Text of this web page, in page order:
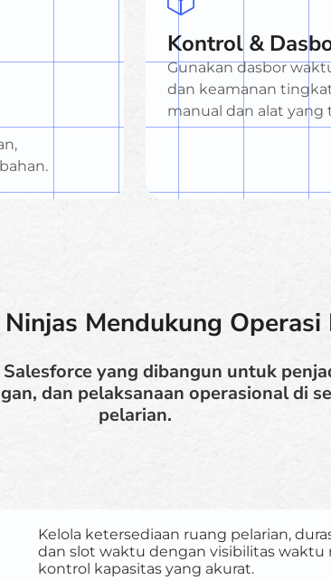
Kontrol &
Gunakan dasbor
dan keamanan
manual dan alat yang
Mendukung Operasi
yang dibangun untuk
dan pelaksanaan operasional di
pelarian.
Kelola ketersediaan ruang pelarian,
dan slot waktu dengan visibilitas waktu
kontrol kapasitas yang akurat.